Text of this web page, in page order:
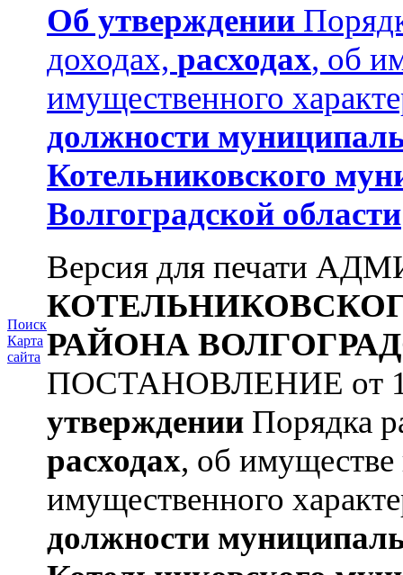
Поиск
Карта
сайта
Об утверждении
доходах, расходах, об
имущественного
должности
Котельниковского
Волгоградской области
Версия для печати
РАЙОНА
ПОСТАНОВЛЕНИЕ от
утверждении Порядка
расходах, об имуществе
имущественного
должности